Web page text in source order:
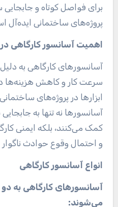
برای فواصل کوتاه و
پروژه‌های ساختمانی ایده‌آل
اهمیت آسانسور کارگاهی
آسانسورهای کارگاهی به
سرعت کار و کاهش هزینه‌ها
ابزارها در پروژه‌های
آسانسورها نه تنها به
کمک می‌کنند، بلکه ایمنی
و احتمال وقوع حوادث
انواع آسانسور کارگاهی
آسانسورهای کارگاهی به
می‌شوند: